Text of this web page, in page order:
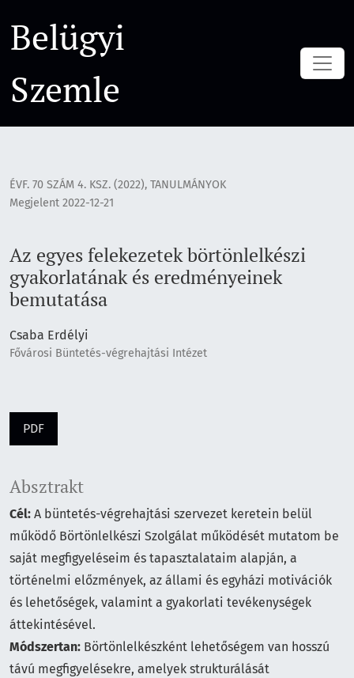
Belügyi
Szemle
ÉVF. 70 SZÁM 4. KSZ. (2022), TANULMÁNYOK
Az egyes felekezetek börtönlelkészi
gyakorlatának és eredményeinek
bemutatása
Megjelent 2022-12-21
Csaba Erdélyi
Fővárosi Büntetés-végrehajtási Intézet
PDF
Absztrakt
Cél: A büntetés-végrehajtási szervezet keretein belül
működő Börtönlelkészi Szolgálat működését mutatom be
saját megfigyeléseim és tapasztalataim alapján, a
történelmi előzmények, az állami és egyházi motivációk
és lehetőségek, valamint a gyakorlati tevékenységek
áttekintésével.
Módszertan: Börtönlelkészként lehetőségem van hosszú
távú megfigyelésekre, amelyek strukturálását